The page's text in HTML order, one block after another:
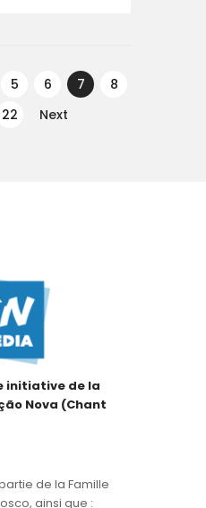
PAGE
5 PAGE
6 PAGE
7 PAGE
8
PAGE
22 Next
initiative de la
Nova (Chant
de la Famille
ainsi que :